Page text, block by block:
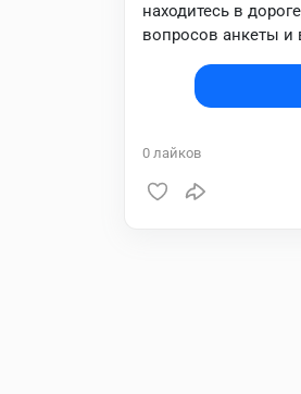
находитесь в
вопросов анкеты и
0 лайков